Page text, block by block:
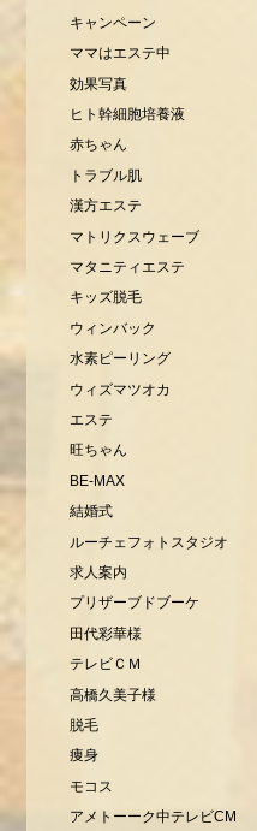
キャンペーン
ママはエステ中
効果写真
ヒト幹細胞培養液
赤ちゃん
トラブル肌
漢方エステ
マトリクスウェーブ
マタニティエステ
キッズ脱毛
ウィンバック
水素ピーリング
ウィズマツオカ
エステ
旺ちゃん
BE-MAX
結婚式
ルーチェフォトスタジオ
求人案内
プリザーブドブーケ
田代彩華様
テレビＣＭ
高橋久美子様
脱毛
痩身
モコス
アメトーーク中テレビCM